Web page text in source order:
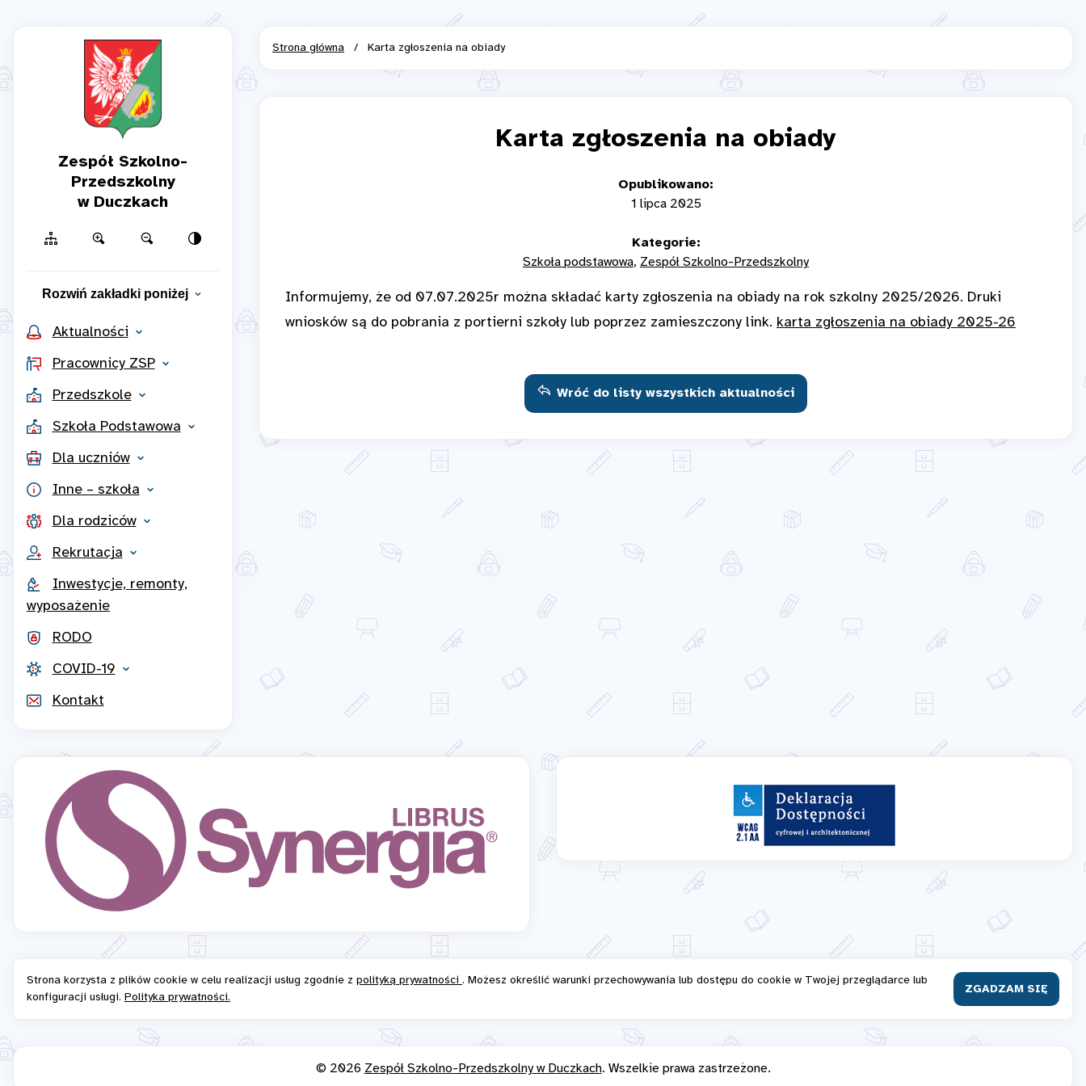
Zespół Szkolno-
Przedszkolny
w Duczkach
Rozwiń zakładki poniżej
Aktualności
Pracownicy ZSP
Przedszkole
Szkoła Podstawowa
Dla uczniów
Inne – szkoła
Dla rodziców
Rekrutacja
Inwestycje, remonty,
wyposażenie
RODO
COVID-19
Kontakt
Strona główna / Karta zgłoszenia na obiady
Karta zgłoszenia na obiady
Opublikowano:
1 lipca 2025
Kategorie:
Szkoła podstawowa Zespół Szkolno-Przedszkolny
Informujemy, że od 07.07.2025r można składać karty zgłoszenia na obiady na rok szkolny 2025/2026. Druki
wniosków są do pobrania z portierni szkoły lub poprzez zamieszczony link. karta zgłoszenia na obiady 2025-26
Wróć do listy wszystkich aktualności
Strona korzysta z plików cookie w celu realizacji usług zgodnie z polityką prywatności . Możesz określić warunki przechowywania lub dostępu do cookie w Twojej przeglądarce lub
konfiguracji usługi. Polityka prywatności.
ZGADZAM SIĘ
© 2026 Zespół Szkolno-Przedszkolny w Duczkach. Wszelkie prawa zastrzeżone.